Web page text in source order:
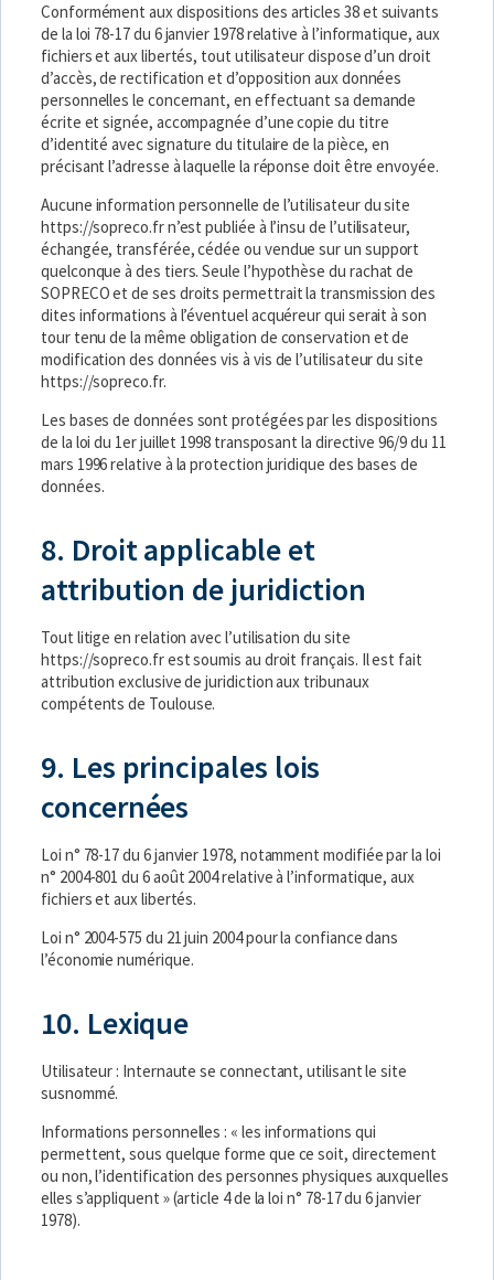
Conformément aux dispositions des articles 38 et suivants
de la loi 78-17 du 6 janvier 1978 relative à l’informatique, aux
fichiers et aux libertés, tout utilisateur dispose d’un droit
d’accès, de rectification et d’opposition aux données
personnelles le concernant, en effectuant sa demande
écrite et signée, accompagnée d’une copie du titre
d’identité avec signature du titulaire de la pièce, en
précisant l’adresse à laquelle la réponse doit être envoyée.
Aucune information personnelle de l’utilisateur du site
https://sopreco.frn’est publiée à l’insu de l’utilisateur,
échangée, transférée, cédée ou vendue sur un support
quelconque à des tiers. Seule l’hypothèse du rachat de
SOPRECO et de ses droits permettrait la transmission des
dites informations à l’éventuel acquéreur qui serait à son
tour tenu de la même obligation de conservation et de
modification des données vis à vis de l’utilisateur du site
https://sopreco.fr.
Les bases de données sont protégées par les dispositions
de la loi du 1er juillet 1998 transposant la directive 96/9 du 11
mars 1996 relative à la protection juridique des bases de
données.
8. Droit applicable et
attribution de juridiction
Tout litige en relation avec l’utilisation du site
https://sopreco.frest soumis au droit français. Il est fait
attribution exclusive de juridiction aux tribunaux
compétents de Toulouse.
9. Les principales lois
concernées
Loi n° 78-17 du 6 janvier 1978, notamment modifiée par la loi
n° 2004-801 du 6 août 2004 relative à l’informatique, aux
fichiers et aux libertés.
Loi n° 2004-575 du 21 juin 2004 pour la confiance dans
l’économie numérique.
10. Lexique
Utilisateur : Internaute se connectant, utilisant le site
susnommé.
Informations personnelles : « les informations qui
permettent, sous quelque forme que ce soit, directement
ou non, l’identification des personnes physiques auxquelles
elles s’appliquent » (article 4 de la loi n° 78-17 du 6 janvier
1978).